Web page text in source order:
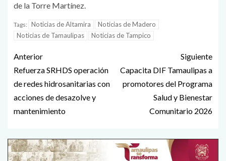
de la Torre Martínez.
Tags: Noticias de Altamira
Noticias de Madero
Noticias de Tamaulipas
Noticias de Tampico
Anterior
Refuerza SRHDS operación
de redes hidrosanitarias con
acciones de desazolve y
mantenimiento
Siguiente
Capacita DIF Tamaulipas a
promotores del Programa
Salud y Bienestar
Comunitario 2026